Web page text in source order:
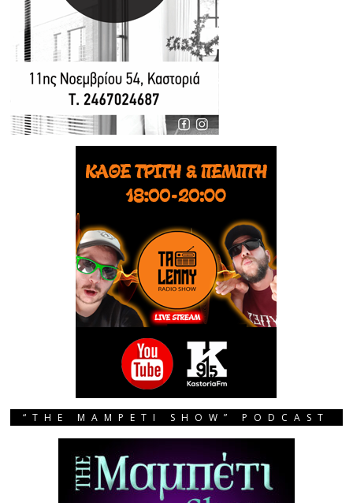
“THE MAMPETI SHOW” PODCAST